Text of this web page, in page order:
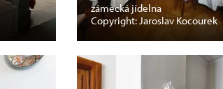
zámecká jídelna
Copyright: Jaroslav Kocourek